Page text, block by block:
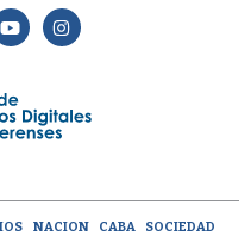
NACION CABA SOCIEDAD